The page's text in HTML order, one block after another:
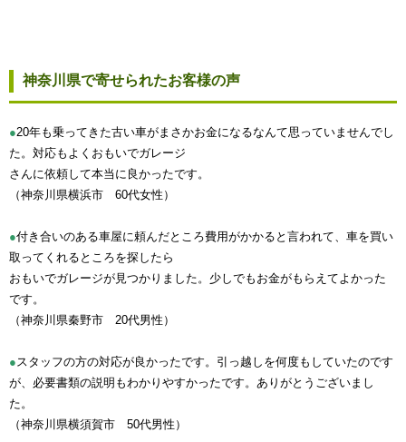
神奈川県で寄せられたお客様の声
●20年も乗ってきた古い車がまさかお金になるなんて思っていませんでし
た。対応もよくおもいでガレージ
さんに依頼して本当に良かったです。
（神奈川県横浜市 60代女性）
●付き合いのある車屋に頼んだところ費用がかかると言われて、車を買い
取ってくれるところを探したら
おもいでガレージが見つかりました。少しでもお金がもらえてよかった
です。
（神奈川県秦野市 20代男性）
● スタッフの方の対応が良かったです。引っ越しを何度もしていたのです
が、必要書類の説明もわかりやすかったです。ありがとうございまし
た。
（神奈川県横須賀市 50代男性）